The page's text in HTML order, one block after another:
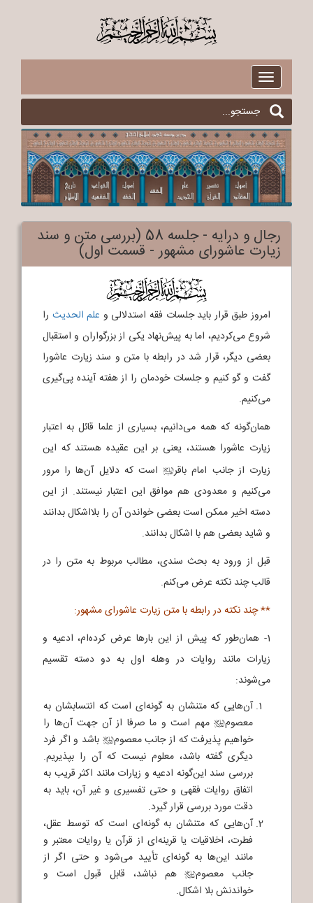
$
Toggle
navigation
رجال و درایه - جلسه 58 (بررسی متن و سند
زیارت عاشورای مشهور - قسمت اول)
$
امروز طبق قرار باید جلسات فقه استدلالی و علم الحدیث را
شروع می‌کردیم، اما به پیش‌نهاد یکی از بزرگواران و استقبال
بعضی دیگر، قرار شد در رابطه با متن و سند زیارت عاشورا
گفت و گو کنیم و جلسات خودمان را از هفته آینده پی‌گیری
می‌کنیم.
همان‌گونه که همه می‌دانیم، بسیاری از علما قائل به اعتبار
زیارت عاشورا هستند، یعنی بر این عقیده هستند که این
زیارت از جانب امام باقرjاست که دلایل آن‌ها را مرور
می‌کنیم و معدودی هم موافق این اعتبار نیستند. از این
دسته اخیر ممکن است بعضی خواندن آن را بلااشکال بدانند
و شاید بعضی هم با اشکال بدانند.
قبل از ورود به بحث سندی، مطالب مربوط به متن را در
قالب چند نکته عرض می‌کنم.
** چند نکته در رابطه با متن زیارت عاشورای مشهور:
1- همان‌طور که پیش از این بارها عرض کرده‌ام، ادعیه و
زیارات مانند روایات در وهله اول به دو دسته تقسیم
می‌شوند:
آن‌هایی که متنشان به گونه‌ای است که انتسابشان به
معصومj مهم است و ما صرفا از آن جهت آن‌ها را
خواهیم پذیرفت که از جانب معصومj باشد و اگر فرد
دیگری گفته باشد، معلوم نیست که آن را بپذیریم.
بررسی سند این‌گونه ادعیه و زیارات مانند اکثر قریب به
اتفاق روایات فقهی و حتی تفسیری و غیر آن، باید به
دقت مورد بررسی قرار گیرد.
آن‌هایی که متنشان به گونه‌ای است که توسط عقل،
فطرت، اخلاقیات یا قرینه‌ای از قرآن یا روایات معتبر و
مانند این‌ها به گونه‌ای تأیید می‌شود و حتی اگر از
جانب معصومjهم نباشد، قابل قبول است و
خواندنش بلا اشکال.